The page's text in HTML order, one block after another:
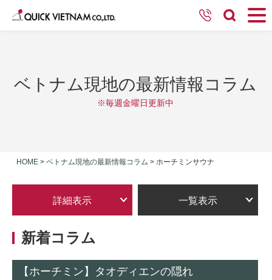
ベトナム現地の最新情報コラム
※毎週金曜日更新中
HOME > ベトナム現地の最新情報コラム > ホーチミンサウナ
詳細表示 一覧表示
新着コラム
【ホーチミン】タオディエンの隠れ